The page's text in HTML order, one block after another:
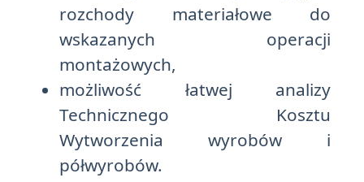
rozchody materiałowe do
wskazanych operacji
montażowych,
możliwość łatwej analizy
Technicznego Kosztu
Wytworzenia wyrobów i
półwyrobów.